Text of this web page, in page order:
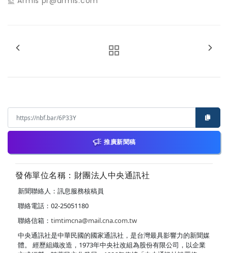
推廣新聞稿
發佈單位名稱：財團法人中央通訊社
新聞聯絡人：訊息服務核稿員
聯絡電話：02-25051180
聯絡信箱： timtimcna@mail.cna.com.tw
中央通訊社是中華民國的國家通訊社，是台灣最具影響力的新聞媒
體。 經歷組織改造，1973年中央社改組為股份有限公司，以企業